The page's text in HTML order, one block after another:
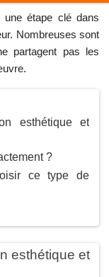
une étape clé dans
Nombreuses sont
partagent pas les
esthétique et
?
ce type de
esthétique et